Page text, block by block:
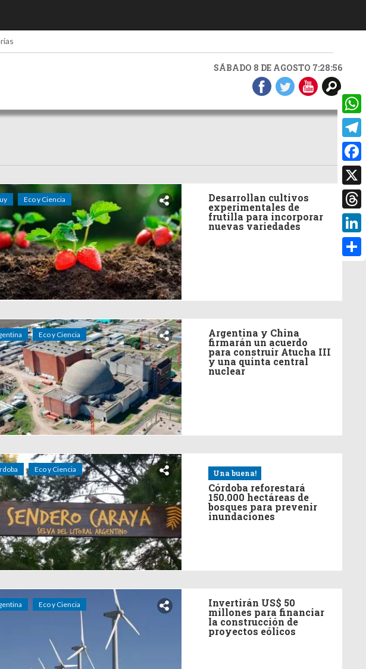
SÁBADO 8 DE AGOSTO 7:28:57
Eco y Ciencia Desarrollan cultivos
experimentales de
frutilla para incorporar
nuevas variedades
Eco y Ciencia Argentina y China
firmarán un acuerdo
para construir Atucha III
y una quinta central
nuclear
Eco y Ciencia Una buena!
Córdoba reforestará
150.000 hectáreas de
bosques para prevenir
inundaciones
Eco y Ciencia Invertirán US$ 50
millones para financiar
la construcción de
proyectos eólicos
X